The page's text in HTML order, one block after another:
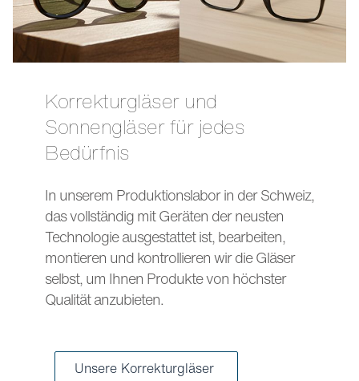
Korrekturgläser und
Sonnengläser für jedes
Bedürfnis
In unserem Produktionslabor in der Schweiz,
das vollständig mit Geräten der neusten
Technologie ausgestattet ist, bearbeiten,
montieren und kontrollieren wir die Gläser
selbst, um Ihnen Produkte von höchster
Qualität anzubieten.
Unsere Korrekturgläser